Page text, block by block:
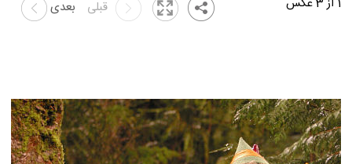
بعدی قبلی